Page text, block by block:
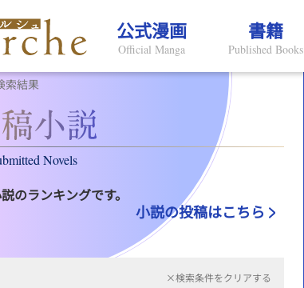
公式漫画
Official Manga
書籍
Published Books
索結果
Novels
のランキングです。
小説の投稿はこちら
×検索条件をクリアする